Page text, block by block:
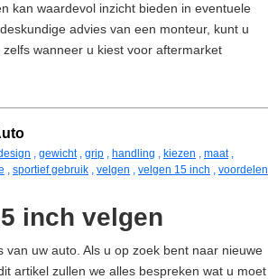
kan waardevol inzicht bieden in eventuele
advies van een monteur, kunt u
wanneer u kiest voor aftermarket
, gewicht, grip , handling , kiezen , maat,
, sportief gebruik , velgen , velgen 15 inch , voordelen
inch velgen
uw auto. Als u op zoek bent naar nieuwe
artikel zullen we alles bespreken wat u moet